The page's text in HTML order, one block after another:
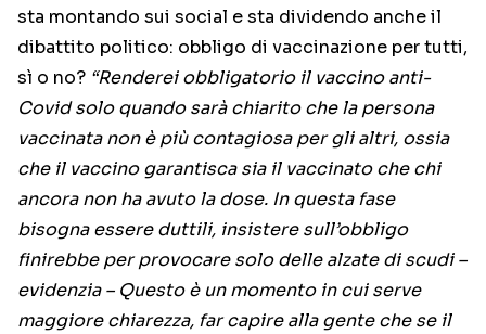
sta montando sui social e sta dividendo anche il
dibattito politico: obbligo di vaccinazione per tutti,
sì o no? “Renderei obbligatorio il vaccino anti-
Covid solo quando sarà chiarito che la persona
vaccinata non è più contagiosa per gli altri, ossia
che il vaccino garantisca sia il vaccinato che chi
ancora non ha avuto la dose. In questa fase
bisogna essere duttili, insistere sull’obbligo
finirebbe per provocare solo delle alzate di scudi –
evidenzia – Questo è un momento in cui serve
maggiore chiarezza, far capire alla gente che se il